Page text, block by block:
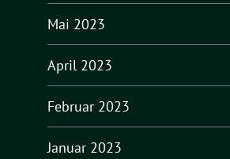
Mai 2023
April 2023
Februar 2023
Januar 2023